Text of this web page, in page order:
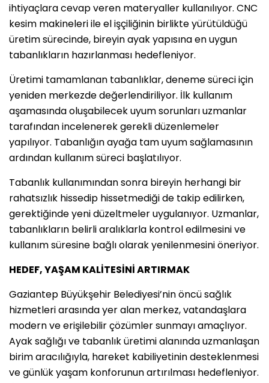
ihtiyaçlara cevap veren materyaller kullanılıyor. CNC
kesim makineleri ile el işçiliğinin birlikte yürütüldüğü
üretim sürecinde, bireyin ayak yapısına en uygun
tabanlıkların hazırlanması hedefleniyor.
Üretimi tamamlanan tabanlıklar, deneme süreci için
yeniden merkezde değerlendiriliyor. İlk kullanım
aşamasında oluşabilecek uyum sorunları uzmanlar
tarafından incelenerek gerekli düzenlemeler
yapılıyor. Tabanlığın ayağa tam uyum sağlamasının
ardından kullanım süreci başlatılıyor.
Tabanlık kullanımından sonra bireyin herhangi bir
rahatsızlık hissedip hissetmediği de takip edilirken,
gerektiğinde yeni düzeltmeler uygulanıyor. Uzmanlar,
tabanlıkların belirli aralıklarla kontrol edilmesini ve
kullanım süresine bağlı olarak yenilenmesini öneriyor.
HEDEF, YAŞAM KALİTESİNİ ARTIRMAK
Gaziantep Büyükşehir Belediyesi’nin öncü sağlık
hizmetleri arasında yer alan merkez, vatandaşlara
modern ve erişilebilir çözümler sunmayı amaçlıyor.
Ayak sağlığı ve tabanlık üretimi alanında uzmanlaşan
birim aracılığıyla, hareket kabiliyetinin desteklenmesi
ve günlük yaşam konforunun artırılması hedefleniyor.